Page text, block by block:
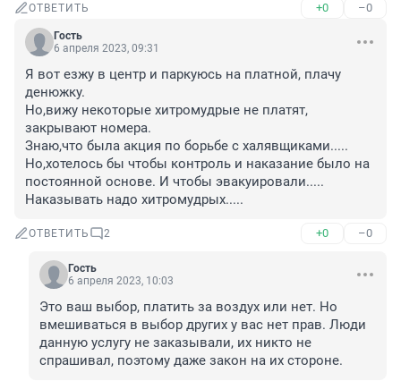
ОТВЕТИТЬ +0 –0
Гость
6 апреля 2023, 09:31
Я вот езжу в центр и паркуюсь на платной, плачу
денюжку.
Но,вижу некоторые хитромудрые не платят,
закрывают номера.
Знаю,что была акция по борьбе с халявщиками.....
Но,хотелось бы чтобы контроль и наказание было на
постоянной основе. И чтобы эвакуировали.....
Наказывать надо хитромудрых.....
ОТВЕТИТЬ 2 +0 –0
Гость
6 апреля 2023, 10:03
Это ваш выбор, платить за воздух или нет. Но
вмешиваться в выбор других у вас нет прав. Люди
данную услугу не заказывали, их никто не
спрашивал, поэтому даже закон на их стороне.